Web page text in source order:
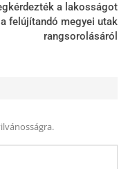
a lakosságot
a felújítandó megyei utak
rangsorolásáról